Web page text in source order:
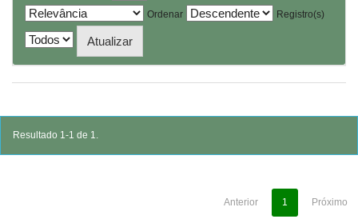
Ordenar
Registro(s)
Resultado 1-1 de 1.
Anterior 1 Próximo